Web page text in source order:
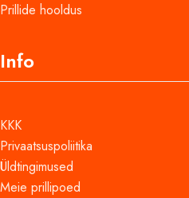
Prillide hooldus
Info
KKK
Privaatsuspoliitika
Üldtingimused
Meie prillipoed